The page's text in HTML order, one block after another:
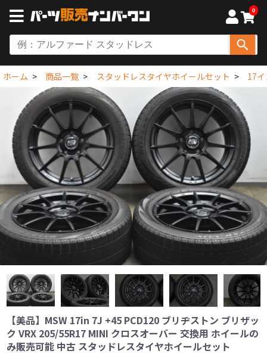
0
ホーム 商品一覧 スタッドレスタイヤホイールセット 17
【美品】MSW 17in 7J +45 PCD120 ブリヂストン ブリザッ
ク VRX 205/55R17 MINI クロスオーバー 交換用 ホイールの
み販売可能 中古 スタッドレスタイヤホイールセット